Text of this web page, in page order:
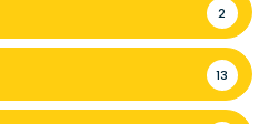
2
13